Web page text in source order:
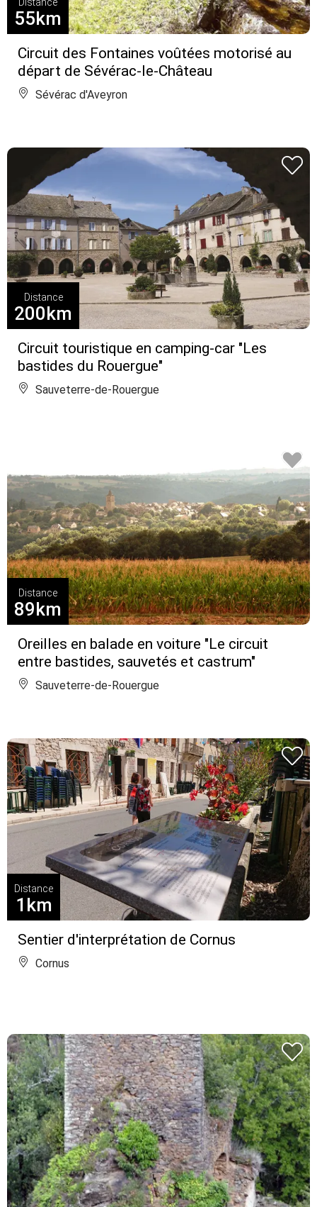
Circuit des Fontaines voûtées motorisé au
départ de Sévérac-le-Château
55km
Sévérac d'Aveyron
Circuit touristique en camping-car "Les
bastides du Rouergue"
Distance
200km
Sauveterre-de-Rouergue
Oreilles en balade en voiture "Le circuit
entre bastides, sauvetés et castrum"
Distance
89km
Sauveterre-de-Rouergue
Sentier d'interprétation de Cornus
Distance
1km
Cornus